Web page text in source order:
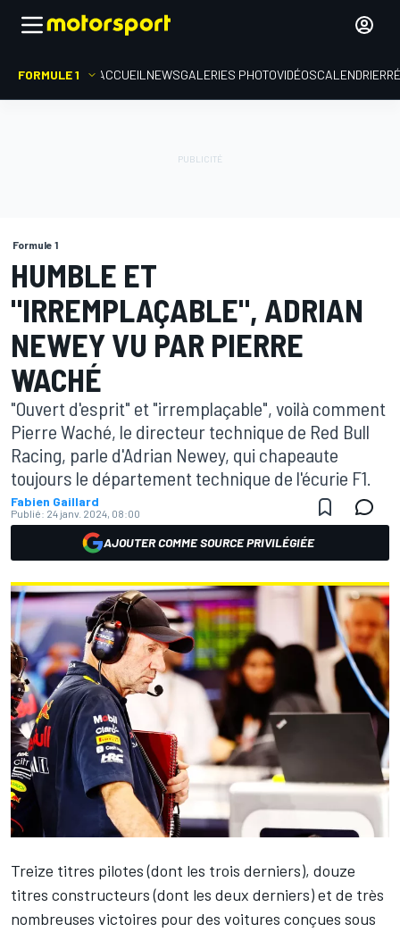
FORMULE 1 ACCUEIL NEWSGALERIES PHOTOVIDÉOSCALENDRIER
Formule 1
HUMBLE ET
"IRREMPLAÇABLE", ADRIAN
NEWEY VU PAR PIERRE
WACHÉ
"Ouvert d'esprit" et "irremplaçable", voilà comment
Pierre Waché, le directeur technique de Red Bull
Racing, parle d'Adrian Newey, qui chapeaute
toujours le département technique de l'écurie F1.
Fabien Gaillard
Publié: 24 janv. 2024, 08:00
AJOUTER COMME SOURCE PRIVILÉGIÉE
Treize titres pilotes (dont les trois derniers), douze
titres constructeurs (dont les deux derniers) et de très
nombreuses victoires pour des voitures conçues sous